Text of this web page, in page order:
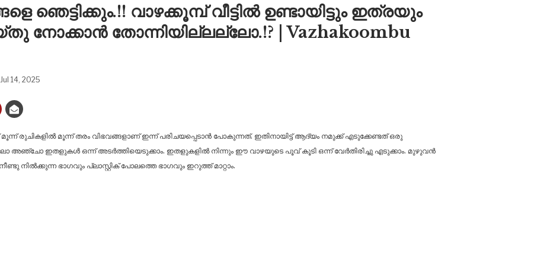
ഞെട്ടിക്കും.!! വാഴക്കൂമ്പ് വീട്ടിൽ ഉണ്ടായിട്ടും ഇത്രയും
നോക്കാൻ തോന്നിയില്ലല്ലോ.!? | Vazhakoombu
Jul 14, 2025
മൂന്ന് രുചികളിൽ മൂന്ന് തരം വിഭവങ്ങളാണ് ഇന്ന് പരിചയപ്പെടാൻ പോകുന്നത്. ഇതിനായിട്ട് ആദ്യം നമുക്ക് എടുക്കേണ്ടത് ഒരു
അഞ്ചോ ഇതളുകൾ ഒന്ന് അടർത്തിയെടുക്കാം. ഇതളുകളിൽ നിന്നും ഈ വാഴയുടെ പൂവ് കൂടി ഒന്ന് വേർതിരിച്ചു എടുക്കാം. മുഴുവൻ
നിൽക്കുന്ന ഭാഗവും പ്ലാസ്റ്റിക് പോലത്തെ ഭാഗവും ഇറുത്ത് മാറ്റാം.